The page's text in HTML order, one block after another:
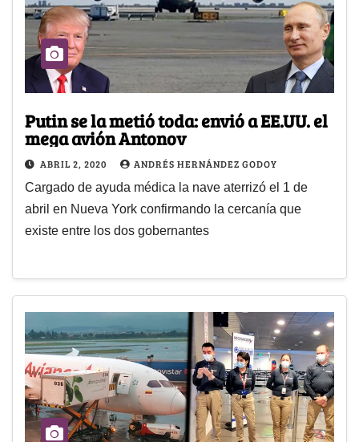
Putin se la metió toda: envió a EE.UU. el
mega avión Antonov
ABRIL 2, 2020 ANDRÉS HERNÁNDEZ GODOY
Cargado de ayuda médica la nave aterrizó el 1 de
abril en Nueva York confirmando la cercanía que
existe entre los dos gobernantes